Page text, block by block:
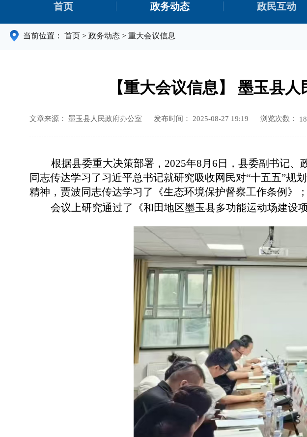
首页 政务动态 政民互动
当前位置： 首页 > 政务动态 > 重大会议信息
【重大会议信息】 墨玉县
文章来源： 墨玉县人民政府办公室 发布时间： 2025-08-27 19:19 浏览次数：
根据县委重大决策部署， 2025年8月6日，县委副书记、
同志传达学习了习近平总书记就研究吸收网民对“十五五”
精神，贾波同志传达学习了《生态环境保护督察工作条例》
会议上研究通过了
《和田地区墨玉县多功能运动场建设